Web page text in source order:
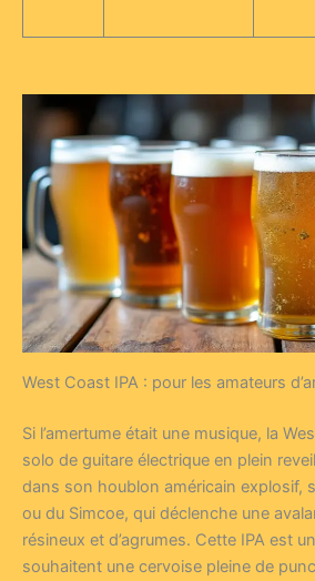
West Coast IPA : pour les amateurs
Si l’amertume était une musique, la
solo de guitare électrique en plein
dans son houblon américain explosif,
ou du Simcoe, qui déclenche une
résineux et d’agrumes. Cette IPA est
souhaitent une cervoise pleine de